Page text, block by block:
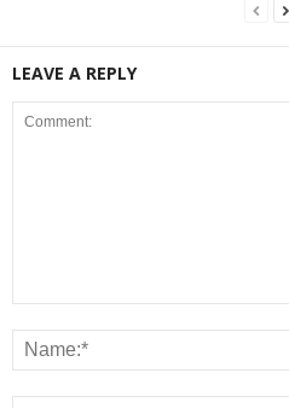
LEAVE A REPLY